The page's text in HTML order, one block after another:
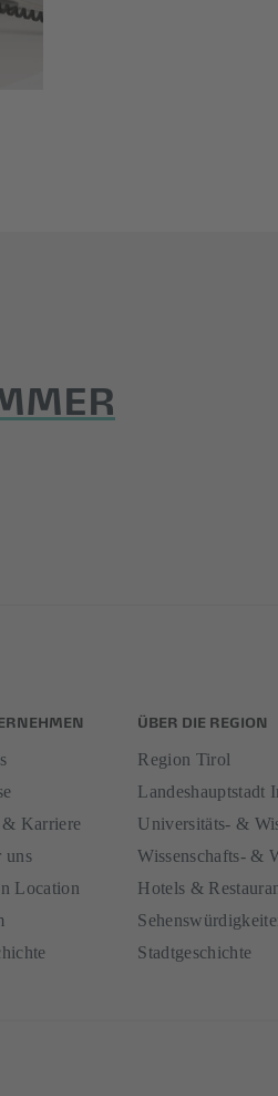
& Karriere
uns
Location
ÜBER DIE REGION
Region Tirol
Landeshauptstadt
Universitäts- &
Wissenschafts- &
Hotels &
Stadtgeschichte